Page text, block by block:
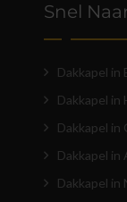
Snel
Dakkapel in
Dakkapel in
Dakkapel in
Dakkapel in
Dakkapel in